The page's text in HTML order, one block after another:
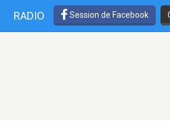
RADIO Session de Facebook